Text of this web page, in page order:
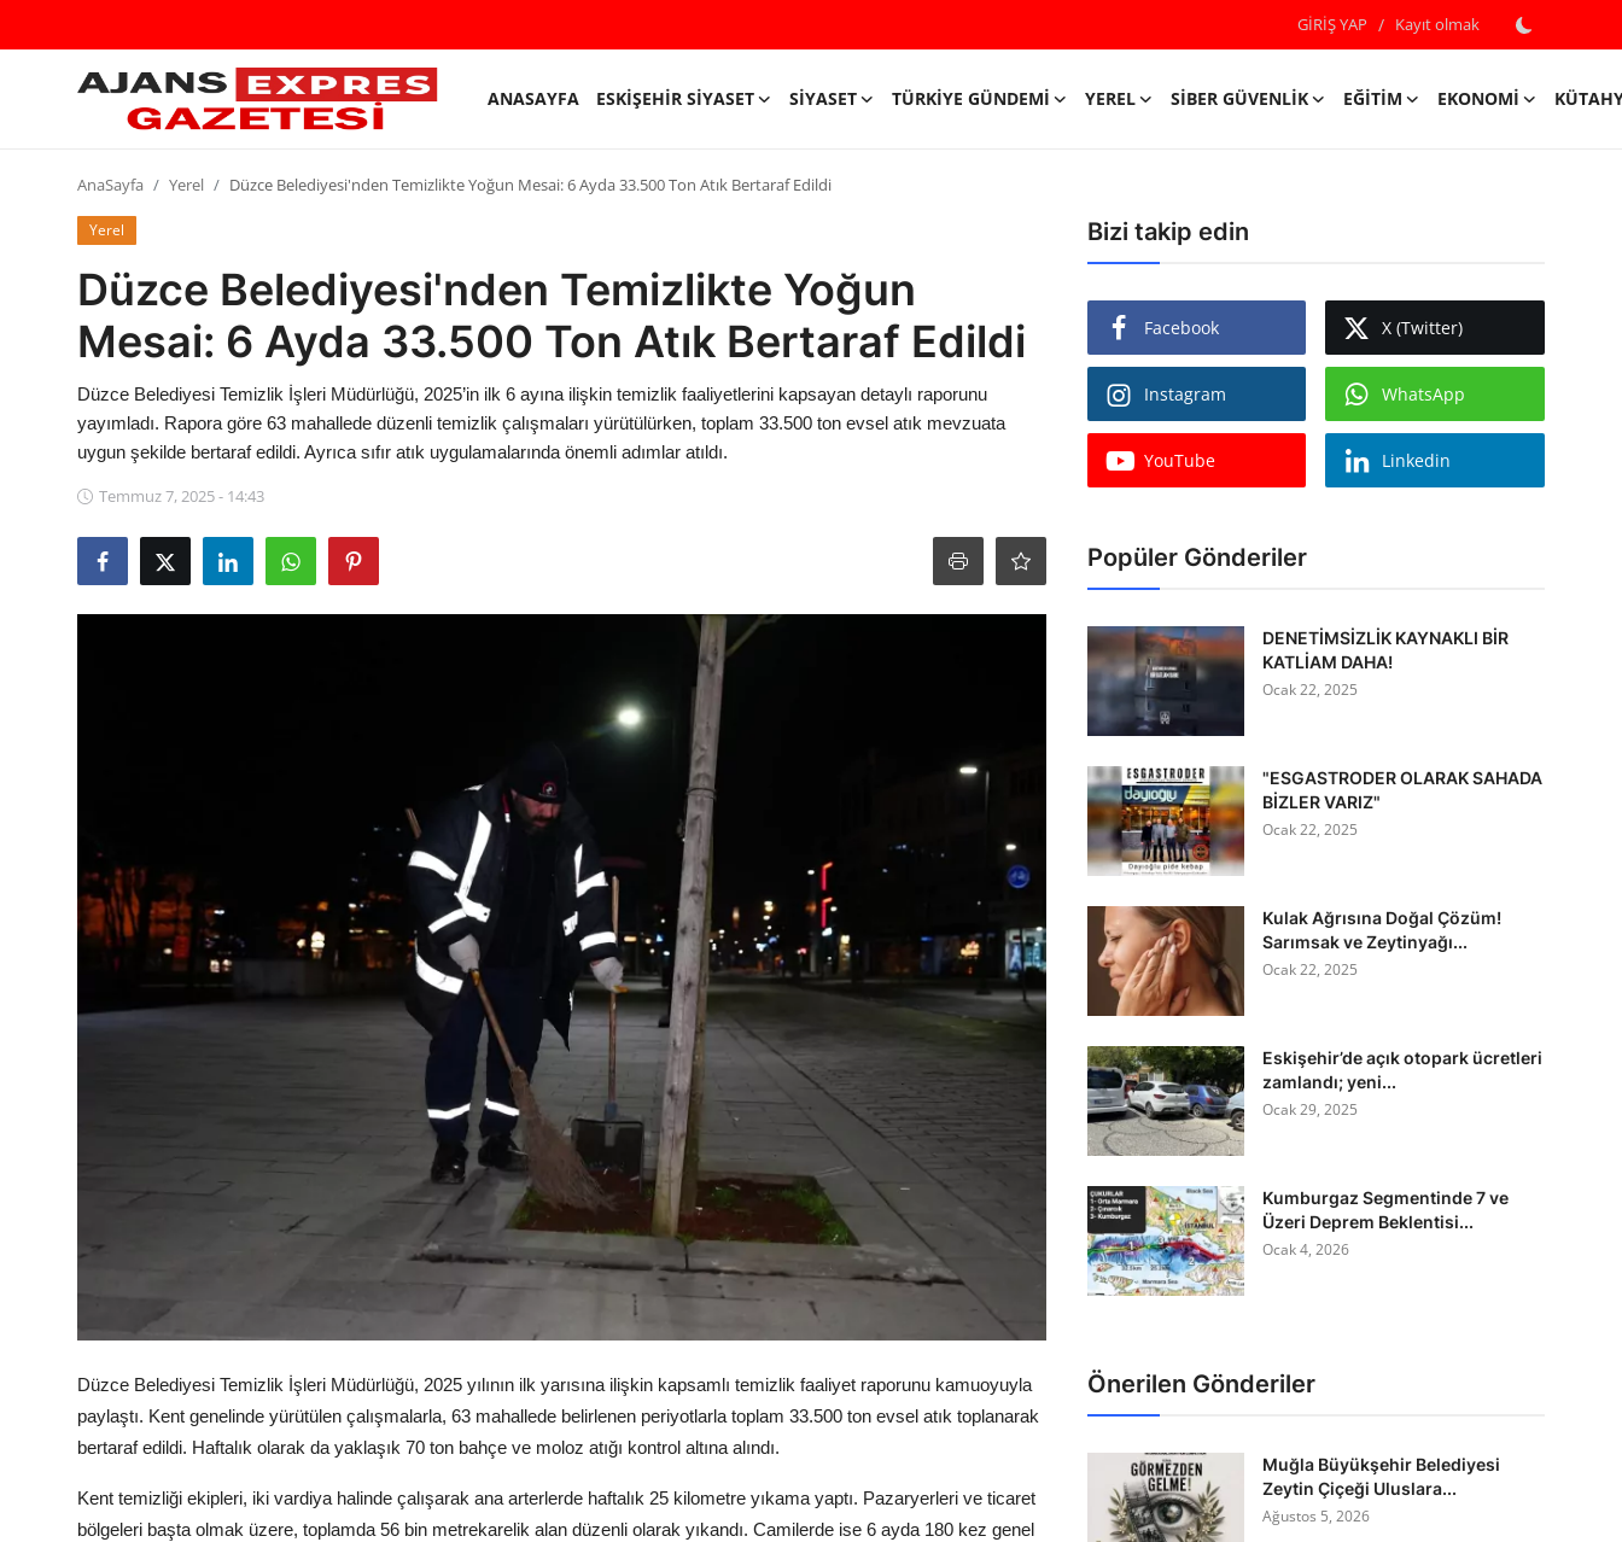
GİRİŞ YAP / Kayıt olmak
ANASAYFA ESKIŞEHIR SIYASET SIYASET TÜRKIYE GÜNDEMI YEREL SIBER GÜVENLIK EĞITIM EKONOMI
GİRİŞ
Kayıt
AnaSayfa
Eskişehir Siyaset
Siyaset
Türkiye Gündemi
Siber Güvenlik
TBMM Haberleri
E-GAZETE
AnaSayfa Yerel Düzce Belediyesi'nden Temizlikte Yoğun Mesai: 6 Ayda 33.500 Ton Atık Bertaraf Edildi
Yerel
Düzce Belediyesi'nden Temizlikte Yoğun
Mesai: 6 Ayda 33.500 Ton Atık Bertaraf Edildi
Düzce Belediyesi Temizlik İşleri Müdürlüğü, 2025’in ilk 6 ayına ilişkin temizlik faaliyetlerini kapsayan detaylı raporunu
yayımladı. Rapora göre 63 mahallede düzenli temizlik çalışmaları yürütülürken, toplam 33.500 ton evsel atık mevzuata
uygun şekilde bertaraf edildi. Ayrıca sıfır atık uygulamalarında önemli adımlar atıldı.
Temmuz 7, 2025 - 14:43
Düzce Belediyesi Temizlik İşleri Müdürlüğü, 2025 yılının ilk yarısına ilişkin kapsamlı temizlik faaliyet raporunu kamuoyuyla
paylaştı. Kent genelinde yürütülen çalışmalarla, 63 mahallede belirlenen periyotlarla toplam 33.500 ton evsel atık toplanarak
bertaraf edildi. Haftalık olarak da yaklaşık 70 ton bahçe ve moloz atığı kontrol altına alındı.
Kent temizliği ekipleri, iki vardiya halinde çalışarak ana arterlerde haftalık 25 kilometre yıkama yaptı. Pazaryerleri ve ticaret
bölgeleri başta olmak üzere, toplamda 56 bin metrekarelik alan düzenli olarak yıkandı. Camilerde ise 6 ayda 180 kez genel
Bizi takip edin
Facebook X (Twitter)
Instagram WhatsApp
YouTube Linkedin
Popüler Gönderiler
DENETİMSİZLİK KAYNAKLI BİR
KATLİAM DAHA!
Ocak 22, 2025
"ESGASTRODER OLARAK SAHADA
BİZLER VARIZ"
Ocak 22, 2025
Kulak Ağrısına Doğal Çözüm!
Sarımsak ve Zeytinyağı...
Ocak 22, 2025
Eskişehir’de açık otopark ücretleri
zamlandı; yeni...
Ocak 29, 2025
Kumburgaz Segmentinde 7 ve
Üzeri Deprem Beklentisi...
Ocak 4, 2026
Önerilen Gönderiler
Muğla Büyükşehir Belediyesi
Zeytin Çiçeği Uluslara...
Ağustos 5, 2026